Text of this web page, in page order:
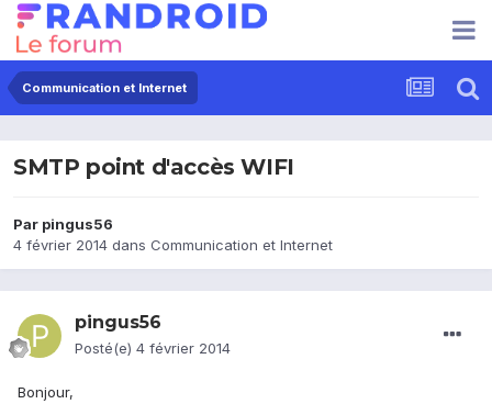
Communication et Internet
SMTP point d'accès WIFI
Par pingus56
4 février 2014 dans Communication et Internet
pingus56
Posté(e) 4 février 2014
Bonjour,